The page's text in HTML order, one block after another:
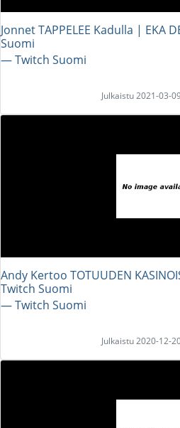
Jonnet TAPPELEE Kadulla | EKA
Suomi
― Twitch Suomi
Julkaistu 2021-03-
Andy Kertoo TOTUUDEN
Twitch Suomi
― Twitch Suomi
Julkaistu 2020-12-